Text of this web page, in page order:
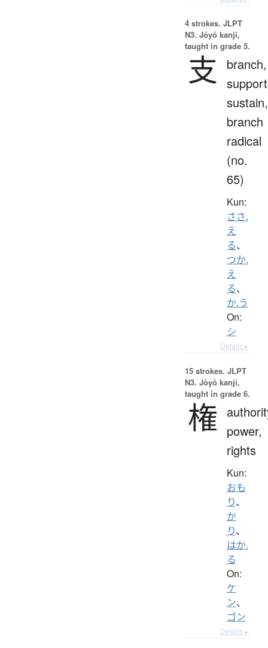
4 strokes. JLPT
N3. Jōyō kanji,
taught in grade 5.
支
branch,
sustain,
branch
radical
(no.
65)
Kun:
ささ.
え
る、
つか.
え
る、
か.う
On:
シ
Details ▸
15 strokes. JLPT
N3. Jōyō kanji,
taught in grade 6.
権
power,
rights
Kun:
おも
り、
か
り、
はか.
る
On:
ケ
ン、
ゴン
Details ▸